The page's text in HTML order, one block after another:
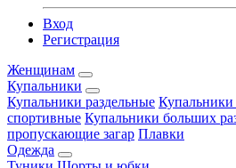
Вход
Регистрация
Женщинам
Купальники
Купальники раздельные
спортивные Купальники больших
пропускающие загар Плавки
Одежда